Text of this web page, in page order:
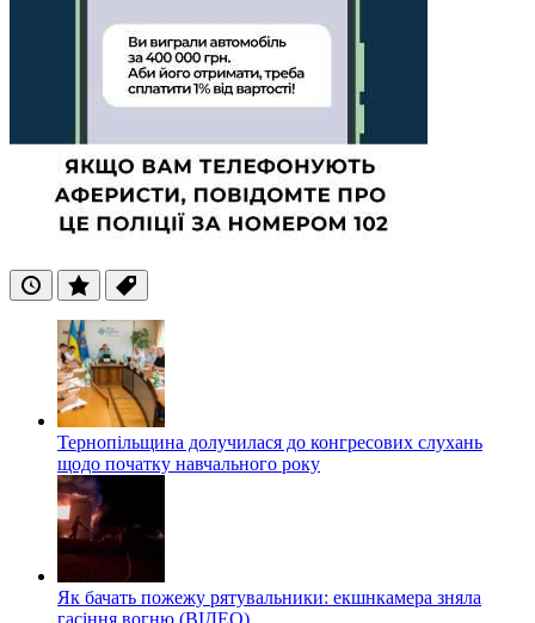
ОстанніПопулярні
Теги
Тернопільщина долучилася до конгресових слухань
щодо початку навчального року
Як бачать пожежу рятувальники: екшнкамера зняла